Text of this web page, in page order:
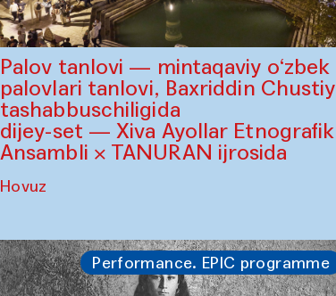
Palov tanlovi — mintaqaviy o‘zbek
palovlari tanlovi, Baxriddin Chustiy
tashabbuschiligida
dijey-set — Xiva Ayollar Etnografik
Ansambli × TANURAN ijrosida
Hovuz
Performance. EPIC programme